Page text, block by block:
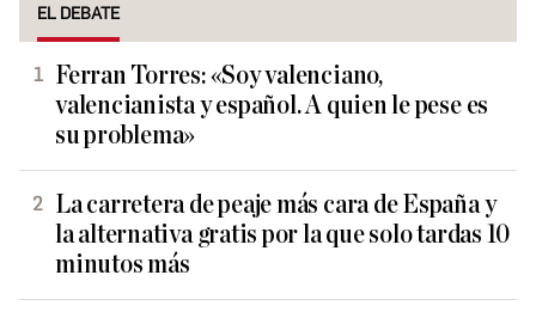
EL DEBATE
Ferran Torres: «Soy valenciano,
valencianista y español. A quien le pese es
su problema»
La carretera de peaje más cara de España y
la alternativa gratis por la que solo tardas 10
minutos más